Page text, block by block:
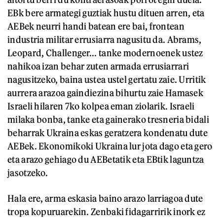
EBk bere armategi guztiak hustu dituen arren, eta
AEBek neurri handi batean ere bai, frontean
industria militar errusiarra nagusitu da. Abrams,
Leopard, Challenger... tanke modernoenek ustez
nahikoa izan behar zuten armada errusiarrari
nagusitzeko, baina ustea ustel gertatu zaie. Urritik
aurrera arazoa gaindiezina bihurtu zaie Hamasek
Israeli hilaren 7ko kolpea eman ziolarik. Israeli
milaka bonba, tanke eta gainerako tresneria bidali
beharrak Ukraina eskas geratzera kondenatu dute
AEBek. Ekonomikoki Ukraina lur jota dago eta gero
eta arazo gehiago du AEBetatik eta EBtik laguntza
jasotzeko.
Hala ere, arma eskasia baino arazo larriagoa dute
tropa kopuruarekin. Zenbaki fidagarririk inork ez